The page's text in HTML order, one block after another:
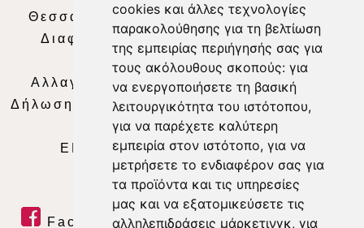
cookies και άλλες τεχνολογίες
παρακολούθησης για τη βελτίωση
της εμπειρίας περιήγησής σας για
τους ακόλουθους σκοπούς: για
να ενεργοποιήσετε τη βασική
λειτουργικότητα του ιστότοπου,
για να παρέχετε καλύτερη
εμπειρία στον ιστότοπο, για να
μετρήσετε το ενδιαφέρον σας για
τα προϊόντα και τις υπηρεσίες
μας και να εξατομικεύσετε τις
αλληλεπιδράσεις μάρκετινγκ, για
Θεσσαλία Τηλεόραση|SNG Services
Διαφήμιση | Όροι Χρήσης |Δήλωση
Απορρήτου |
Περιεχόμενο
Αλλαγή Προτιμήσεων για τα Cookies
Δήλωση συμμόρφωσης με τη σύσταση (ΕΕ)
2018/334|Ταυτότητα
ΕΝΗΜΕΡΩΣΗ |WEB TV| LIVE
Facebook| Twitter | Youtube